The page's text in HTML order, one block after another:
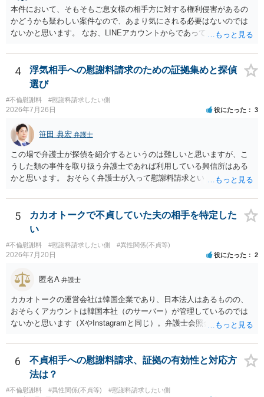
ど）や対応スピードが合うかを確認するとよいと思います。いずれに
しましても、弁護士への相談・依頼にあたっては、証拠資料、夫と相
手方の関係、相手方の氏名・住所等、夫婦関係への影響、離婚予定の
有無など事実関係をよく整理して相談されることをお勧めいたしま
す。
本件において、そもそもご息女様の相手方に対する権利侵害があるの
かどうかも疑わしい案件なので、あまり気にされる必要はないのでは
ないかと思います。 なお、LINEアカウントからであっても、そこに紐
るパターンはありえるものの、本件のような精神的損害が発生したと
明確にいえないような案件において開示がなされる可能性も低いので
はないかと推察します。
4
浮気相手への慰謝料請求のための証拠集めと探偵
選び
#不倫慰謝料 #慰謝料請求したい側
2026年7月26日 役にたった 3
笹田 典宏 弁護士
この場で弁護士が探偵を紹介するというのは難しいと思いますが、こ
うした類の事件を取り扱う弁護士であれば利用している興信所はある
かと思います。 おそらく弁護士が入って慰謝料請求という流れになる
めします。
5
カカオトークで不貞していた夫の相手を特定した
い
#不倫慰謝料 #慰謝料請求したい側 #異性関係(不貞等)
2026年7月20日 役にたった 2
匿名A 弁護士
カカオトークの運営会社は韓国企業であり、日本法人はあるものの、
おそらくアカウントは韓国本社（のサーバー）が管理しているのでは
ないかと思います（XやInstagramと同じ）。弁護士会照会は日本法に
対する照会は基本的にできないと解されています（弁護士会によって
は例外的に認める扱いもありますが、かなり限定されているので一般
的ではないでしょう）。もし韓国本社がアカウント管理をしているな
ら、日本法人へ送っても「ウチでは管理していない」という回答にな
ります。 個人で直接他人のID情報の開示を求めても拒否されるでしょ
6
不貞相手への慰謝料請求、証拠の有効性と対応方
法は？
#不倫慰謝料 #異性関係(不貞等) #慰謝料請求したい側